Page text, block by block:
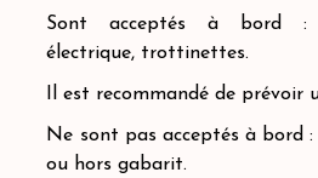
Sont acceptés à bord :
électrique, trottinettes.
Il est recommandé de prévoir
Ne sont pas acceptés à bord :
ou hors gabarit.